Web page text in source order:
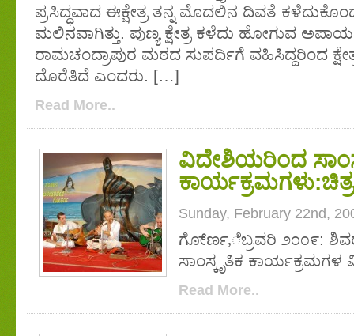
ಪ್ರಸಿದ್ಧವಾದ ಈಕ್ಷೇತ್ರ ತನ್ನ ಮೊದಲಿನ ದಿವತೆ
ಮಲಿನವಾಗಿತ್ತು. ಪುಣ್ಯ ಕ್ಷೇತ್ರ ಕಳೆದು ಹೋಗುವ
ರಾಮಚಂದ್ರಾಪುರ ಮಠದ ಸುಪರ್ದಿಗೆ ವಹಿಸಿದ್ದರಿಂದ
ದೊರೆತಿದೆ ಎಂದರು. […]
Read More..
ವಿದೇಶಿಯರಿಂದ
Sunday, February 22nd,
ಗೋ್ರ್ಣ,ೆಬ್ರವರಿ ೨೦೦೯:
ಸಾಂಸ್ಕೃತಿಕ ಕಾರ್ಯಕ್ರಮಗಳ
Read More..